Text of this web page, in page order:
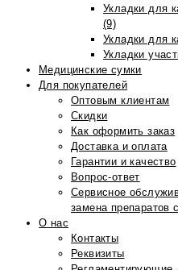
Укладки для
(9)
Укладки для
Укладки
Медицинские сумки
Для покупателей
Оптовым клиентам
Скидки
Как оформить заказ
Доставка и оплата
Гарантии и качество
Вопрос-ответ
Сервисное
замена препаратов
О нас
Контакты
Реквизиты